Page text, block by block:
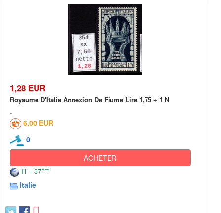
1,28 EUR
Royaume D'Italie Annexion De Fiume Lire 1,75 + 1 N
6,00 EUR
0
ACHETER
IT - 37***
Italie